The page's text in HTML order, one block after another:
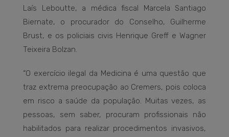
Laís Leboutte, a médica fiscal Marcela Santiago
Biernate, o procurador do Conselho, Guilherme
Brust, e os policiais civis Henrique Greff e Wagner
Teixeira Bolzan.
“O exercício ilegal da Medicina é uma questão que
traz extrema preocupação ao Cremers, pois coloca
em risco a saúde da população. Muitas vezes, as
pessoas, sem saber, procuram profissionais não
habilitados para realizar procedimentos invasivos,